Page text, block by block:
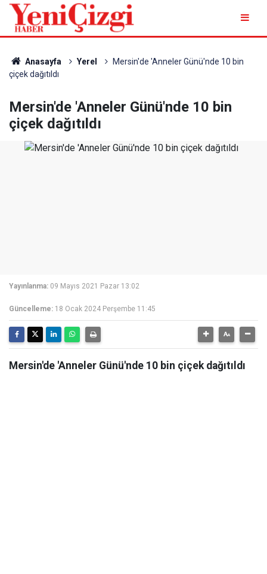
Anasayfa Yerel
Mersin'de 'Anneler Günü'nde 10 bin
çiçek dağıtıldı
Mersin'de 'Anneler Günü'nde 10 bin
çiçek dağıtıldı
Yayınlanma: 09 Mayıs 2021 Pazar 13:02
Güncelleme: 18 Ocak 2024 Perşembe 11:45
Mersin'de 'Anneler Günü'nde 10 bin çiçek dağıtıldı